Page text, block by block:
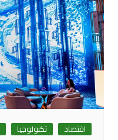
اقتصاد تكنولوجيا